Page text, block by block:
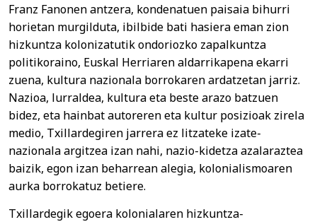
Franz Fanonen antzera, kondenatuen paisaia bihurri
horietan murgilduta, ibilbide bati hasiera eman zion
hizkuntza kolonizatutik ondoriozko zapalkuntza
politikoraino, Euskal Herriaren aldarrikapena ekarri
zuena, kultura nazionala borrokaren ardatzetan jarriz.
Nazioa, lurraldea, kultura eta beste arazo batzuen
bidez, eta hainbat autoreren eta kultur posizioak zirela
medio, Txillardegiren jarrera ez litzateke izate-
nazionala argitzea izan nahi, nazio-kidetza azalaraztea
baizik, egon izan beharrean alegia, kolonialismoaren
aurka borrokatuz betiere.
Txillardegik egoera kolonialaren hizkuntza-